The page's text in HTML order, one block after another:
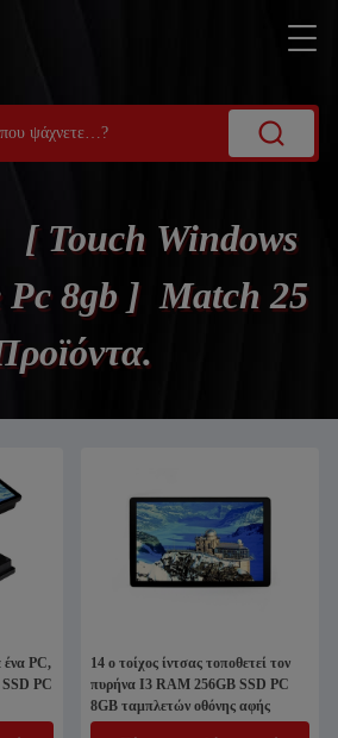
[ Touch Windows
8gb ] Match 25
ένα PC,
SSD PC
14 ο τοίχος ίντσας τοποθετεί τον
πυρήνα I3 RAM 256GB SSD PC
8GB ταμπλετών οθόνης αφής